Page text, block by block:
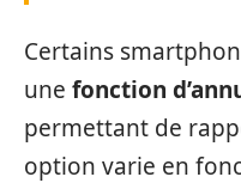
Certains
une fonction
permettant de
option varie en